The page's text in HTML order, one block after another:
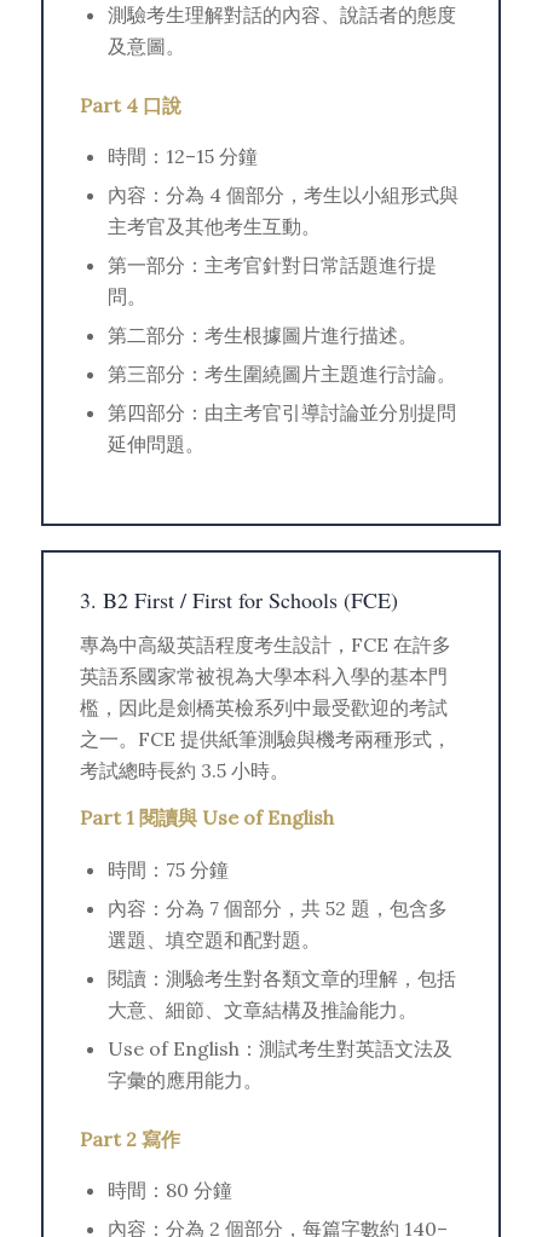
測驗考生理解對話的內容、說話者的態度
及意圖。
Part 4 口說
時間：12–15 分鐘
內容：分為 4 個部分，考生以小組形式與
主考官及其他考生互動。
第一部分：主考官針對日常話題進行提
問。
第二部分：考生根據圖片進行描述。
第三部分：考生圍繞圖片主題進行討論。
第四部分：由主考官引導討論並分別提問
延伸問題。
3. B2 First / First for Schools (FCE)
專為中高級英語程度考生設計，FCE 在許多
英語系國家常被視為大學本科入學的基本門
檻，因此是劍橋英檢系列中最受歡迎的考試
之一。FCE 提供紙筆測驗與機考兩種形式，
考試總時長約 3.5 小時。
Part 1 閱讀與 Use of English
時間：75 分鐘
內容：分為 7 個部分，共 52 題，包含多
選題、填空題和配對題。
閱讀：測驗考生對各類文章的理解，包括
大意、細節、文章結構及推論能力。
Use of English：測試考生對英語文法及
字彙的應用能力。
Part 2 寫作
時間：80 分鐘
內容：分為 2 個部分，每篇字數約 140–